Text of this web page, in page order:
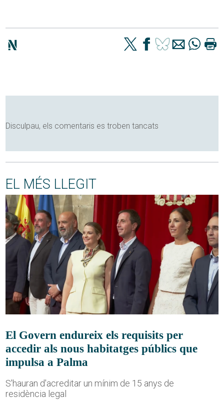
Disculpau, els comentaris es troben tancats
EL MÉS LLEGIT
El Govern endureix els requisits per
accedir als nous habitatges públics que
impulsa a Palma
S'hauran d'acreditar un mínim de 15 anys de
residència legal